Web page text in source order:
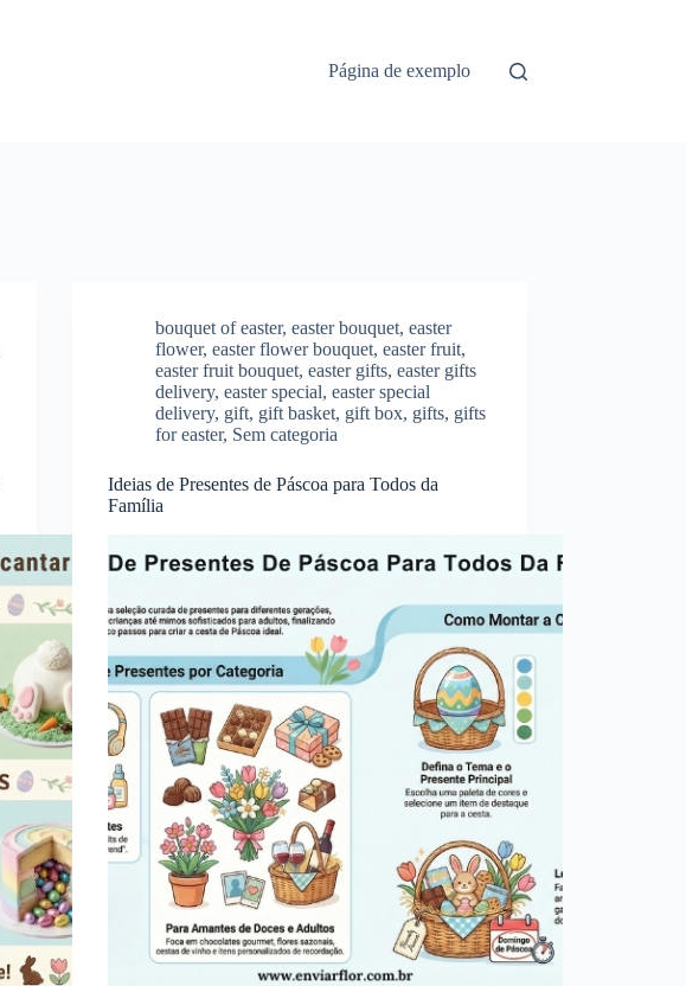
Página de exemplo
bouquet of easter,easter bouquet,easter
flower,easter flower bouquet,easter fruit,
easter fruit bouquet,easter gifts,easter gifts
delivery,easter special,easter special
delivery, gift, gift basket, gift box, gifts, gifts
for easter, Sem categoria
Ideias de Presentes de Páscoa para Todos da
Família